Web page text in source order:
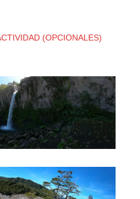
(OPCIONALES)